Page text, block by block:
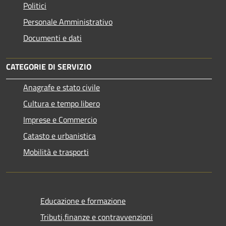
Politici
Personale Amministrativo
Documenti e dati
CATEGORIE DI SERVIZIO
Anagrafe e stato civile
Cultura e tempo libero
Imprese e Commercio
Catasto e urbanistica
Mobilità e trasporti
Educazione e formazione
Tributi,finanze e contravvenzioni